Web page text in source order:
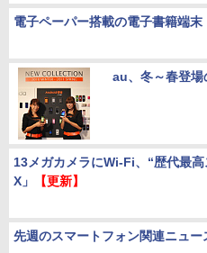
電子ペーパー搭載の電子書籍端
au、冬～春登場
13メガカメラにWi-Fi、“歴代最
X」
【更新】
先週のスマートフォン関連ニュー